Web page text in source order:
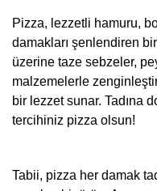
Pizza, lezzetli hamuru,
damakları şenlendiren
üzerine taze sebzeler,
malzemelerle
bir lezzet sunar. Tadına
tercihiniz pizza olsun!
Tabii, pizza her damak